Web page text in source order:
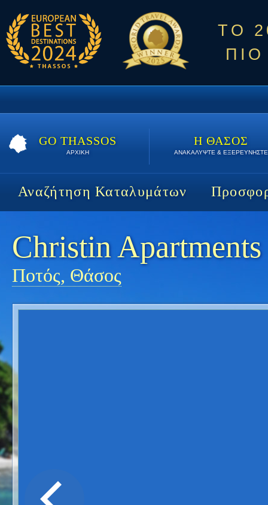
ΤΟ
GO THASSOS
ΑΡΧΙΚΗ
Η ΘΑΣΟΣ
ΑΝΑΚΑΛΥΨΤΕ & ΕΞΕΡΕΥΝΗΣΤΕ
Αναζήτηση Καταλυμάτων
Christin Apartments
Ποτός, Θάσος